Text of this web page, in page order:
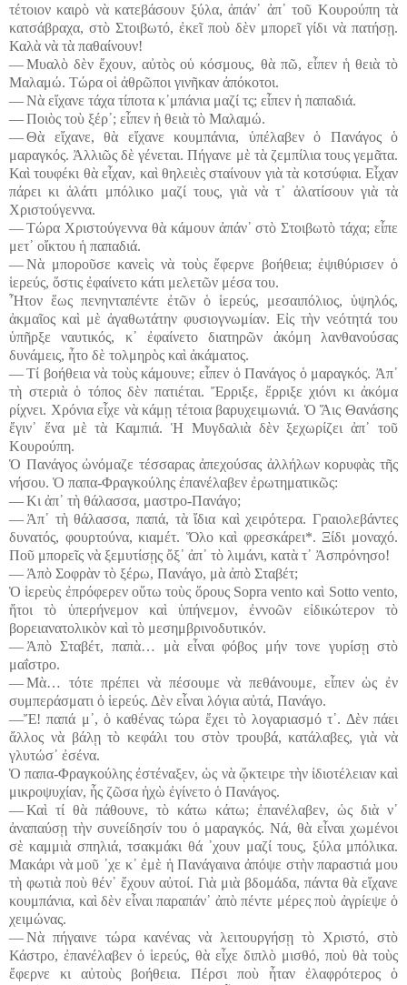
τέτοιον καιρὸ νὰ κατεβάσουν ξύλα, ἀπάν᾽ ἀπ᾽ τοῦ Κουρούπη τὰ
κατσάβραχα, στὸ Στοιβωτό, ἐκεῖ ποὺ δὲν μπορεῖ γίδι νὰ πατήσῃ.
Καλὰ νὰ τὰ παθαίνουν!
― Μυαλὸ δὲν ἔχουν, αὐτὸς οὑ κόσμους, θὰ πῶ, εἶπεν ἡ θειὰ τὸ
Μαλαμώ. Τώρα οἱ ἀθρῶποι γινῆκαν ἀπόκοτοι.
― Νὰ εἴχανε τάχα τίποτα κ᾽μπάνια μαζί τς; εἶπεν ἡ παπαδιά.
― Ποιὸς τοὺ ξέρ᾽; εἶπεν ἡ θειὰ τὸ Μαλαμώ.
― Θὰ εἴχανε, θὰ εἴχανε κουμπάνια, ὑπέλαβεν ὁ Πανάγος ὁ
μαραγκός. Ἀλλιῶς δὲ γένεται. Πήγανε μὲ τὰ ζεμπίλια τους γεμᾶτα.
Καὶ τουφέκι θὰ εἶχαν, καὶ θηλειὲς σταίνουν γιὰ τὰ κοτσύφια. Εἶχαν
πάρει κι ἁλάτι μπόλικο μαζί τους, γιὰ νὰ τ᾽ ἁλατίσουν γιὰ τὰ
Χριστούγεννα.
― Τώρα Χριστούγεννα θὰ κάμουν ἀπάν᾽ στὸ Στοιβωτὸ τάχα; εἶπε
μετ᾽ οἴκτου ἡ παπαδιά.
― Νὰ μποροῦσε κανεὶς νὰ τοὺς ἔφερνε βοήθεια; ἐψιθύρισεν ὁ
ἱερεύς, ὅστις ἐφαίνετο κάτι μελετῶν μέσα του.
Ἦτον ἕως πενηνταπέντε ἐτῶν ὁ ἱερεύς, μεσαιπόλιος, ὑψηλός,
ἀκμαῖος καὶ μὲ ἀγαθωτάτην φυσιογνωμίαν. Εἰς τὴν νεότητά του
ὑπῆρξε ναυτικός, κ᾽ ἐφαίνετο διατηρῶν ἀκόμη λανθανούσας
δυνάμεις, ἦτο δὲ τολμηρὸς καὶ ἀκάματος.
― Τί βοήθεια νὰ τοὺς κάμουνε; εἶπεν ὁ Πανάγος ὁ μαραγκός. Ἀπ᾽
τὴ στεριὰ ὁ τόπος δὲν πατιέται. Ἔρριξε, ἔρριξε χιόνι κι ἀκόμα
ρίχνει. Χρόνια εἶχε νὰ κάμῃ τέτοια βαρυχειμωνιά. Ὁ Ἅις Θανάσης
ἔγιν᾽ ἕνα μὲ τὰ Καμπιά. Ἡ Μυγδαλιὰ δὲν ξεχωρίζει ἀπ᾽ τοῦ
Κουρούπη.
Ὁ Πανάγος ὠνόμαζε τέσσαρας ἀπεχούσας ἀλλήλων κορυφὰς τῆς
νήσου. Ὁ παπα-Φραγκούλης ἐπανέλαβεν ἐρωτηματικῶς:
― Κι ἀπ᾽ τὴ θάλασσα, μαστρο-Πανάγο;
― Ἀπ᾽ τὴ θάλασσα, παπά, τὰ ἴδια καὶ χειρότερα. Γραιολεβάντες
δυνατός, φουρτούνα, κιαμέτ. Ὅλο καὶ φρεσκάρει*. Ξίδι μοναχό.
Ποῦ μπορεῖς νὰ ξεμυτίσῃς ὄξ᾽ ἀπ᾽ τὸ λιμάνι, κατὰ τ᾽ Ἀσπρόνησο!
― Ἀπὸ Σοφρὰν τὸ ξέρω, Πανάγο, μὰ ἀπὸ Σταβέτ;
Ὁ ἱερεὺς ἐπρόφερεν οὕτω τοὺς ὅρους Sopra vento καὶ Sotto vento,
ἤτοι τὸ ὑπερήνεμον καὶ ὑπήνεμον, ἐννοῶν εἰδικώτερον τὸ
βορειανατολικὸν καὶ τὸ μεσημβρινοδυτικόν.
― Ἀπὸ Σταβέτ, παπὰ… μὰ εἶναι φόβος μήν τονε γυρίσῃ στὸ
μαΐστρο.
― Μὰ… τότε πρέπει νὰ πέσουμε νὰ πεθάνουμε, εἶπεν ὡς ἐν
συμπεράσματι ὁ ἱερεύς. Δὲν εἶναι λόγια αὐτά, Πανάγο.
―Ἔ! παπά μ᾽, ὁ καθένας τώρα ἔχει τὸ λογαριασμό τ᾽. Δὲν πάει
ἄλλος νὰ βάλῃ τὸ κεφάλι του στὸν τρουβά, κατάλαβες, γιὰ νὰ
γλυτώσ᾽ ἐσένα.
Ὁ παπα-Φραγκούλης ἐστέναξεν, ὡς νὰ ᾤκτειρε τὴν ἰδιοτέλειαν καὶ
μικροψυχίαν, ἧς ζῶσα ἠχὼ ἐγίνετο ὁ Πανάγος.
― Καὶ τί θὰ πάθουνε, τὸ κάτω κάτω; ἐπανέλαβεν, ὡς διὰ ν᾽
ἀναπαύσῃ τὴν συνείδησίν του ὁ μαραγκός. Νά, θὰ εἶναι χωμένοι
σὲ καμμιὰ σπηλιά, τσακμάκι θά ᾽χουν μαζί τους, ξύλα μπόλικα.
Μακάρι νὰ μοῦ ᾽χε κ᾽ ἐμὲ ἡ Πανάγαινα ἀπόψε στὴν παραστιά μου
τὴ φωτιὰ ποὺ θέν᾽ ἔχουν αὐτοί. Γιὰ μιὰ βδομάδα, πάντα θὰ εἴχανε
κουμπάνια, καὶ δὲν εἶναι παραπάν᾽ ἀπὸ πέντε μέρες ποὺ ἀγρίεψε ὁ
χειμώνας.
― Νὰ πήγαινε τώρα κανένας νὰ λειτουργήσῃ τὸ Χριστό, στὸ
Κάστρο, ἐπανέλαβεν ὁ ἱερεύς, θὰ εἶχε διπλὸ μισθό, ποὺ θὰ τοὺς
ἔφερνε κι αὐτοὺς βοήθεια. Πέρσι ποὺ ἦταν ἐλαφρότερος ὁ